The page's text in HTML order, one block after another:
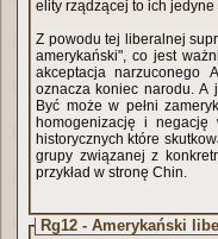
elity rządzącej to ich
Z powodu tej liberalnej
amerykański", co jest
akceptacja narzuconego
oznacza koniec narodu. A
Być może w pełni
homogenizację i negację
historycznych które
grupy związanej z
przykład w stronę Chin.
Rg12 - Amerykański